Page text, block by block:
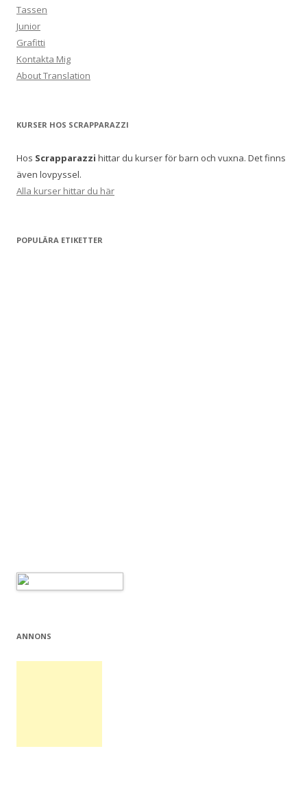
Tassen
Junior
Grafitti
Kontakta Mig
About Translation
KURSER HOS SCRAPPARAZZI
Hos Scrapparazzi hittar du kurser för barn och vuxna. Det finns
även lovpyssel.
Alla kurser hittar du här
POPULÄRA ETIKETTER
ANNONS